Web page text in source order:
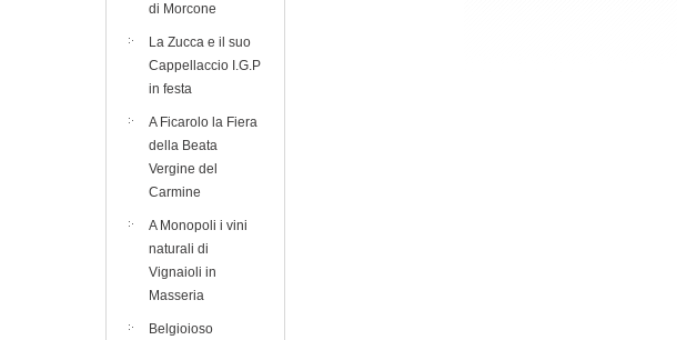
di Morcone
La Zucca e il suo
Cappellaccio I.G.P
in festa
A Ficarolo la Fiera
della Beata
Vergine del
Carmine
A Monopoli i vini
naturali di
Vignaioli in
Masseria
Belgioioso